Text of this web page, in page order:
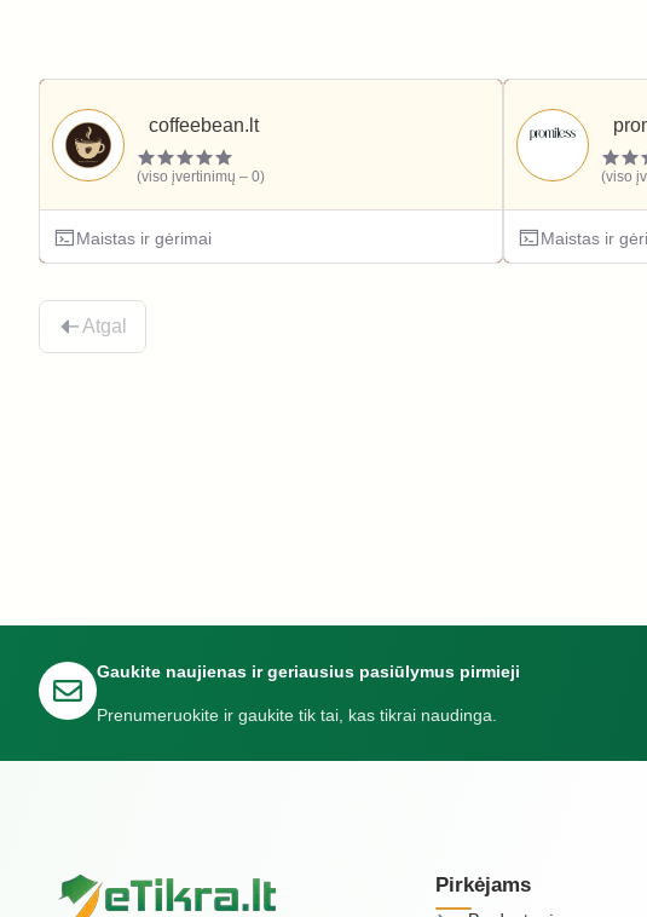
coffeebean.lt
(viso įvertinimų – 0)
Maistas ir gėrimai
(viso
Maistas ir
Atgal
Gaukite naujienas ir geriausius pasiūlymus pirmieji
Prenumeruokite ir gaukite tik tai, kas tikrai naudinga.
Pirkėjams